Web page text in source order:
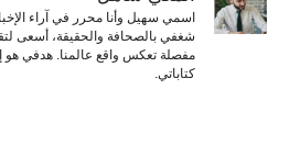
اسمي سهيل وأنا محرر في آراء
شغفي بالصحافة والحقيقة، أسعى
مفصلة تعكس واقع عالمنا. هدفي هو
كتاباتي.